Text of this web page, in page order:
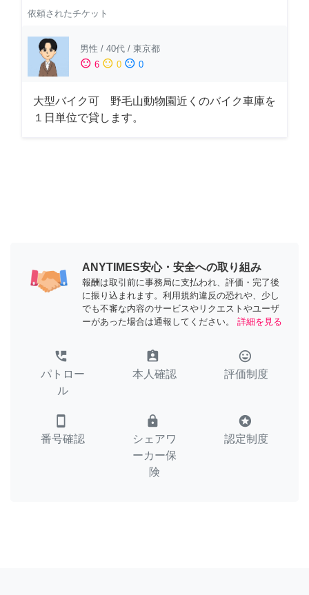
依頼されたチケット
男性 / 40代 / 東京都
sentiment_satisfied 6 sentiment_neutral 0 sentiment_dissatisfied 0
大型バイク可 野毛山動物園近くのバイク車庫を
１日単位で貸します。
ANYTIMES安心・安全への取り組み
報酬は取引前に事務局に支払われ、評価・完了後
に振り込まれます。利用規約違反の恐れや、少し
でも不審な内容のサービスやリクエストやユーザ
ーがあった場合は通報してください。
詳細を見る
perm_phone_msg
パトロー
ル
assignment_ind
本人確認
tag_faces
評価制度
smartphone
番号確認
lock
シェアワ
ーカー保
険
stars
認定制度